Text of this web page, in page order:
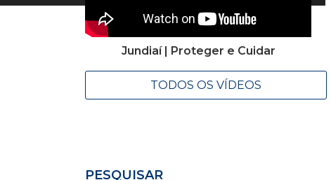
Jundiaí | Proteger e Cuidar
TODOS OS VÍDEOS
PESQUISAR